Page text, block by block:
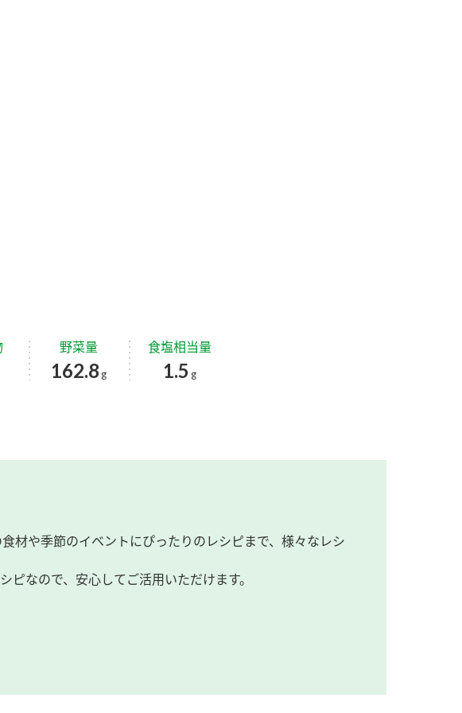
野菜量
162.8 g
食塩相当量
1.5 g
材や季節のイベントにぴったりのレシピまで、様々なレシ
なので、安心してご活用いただけます。